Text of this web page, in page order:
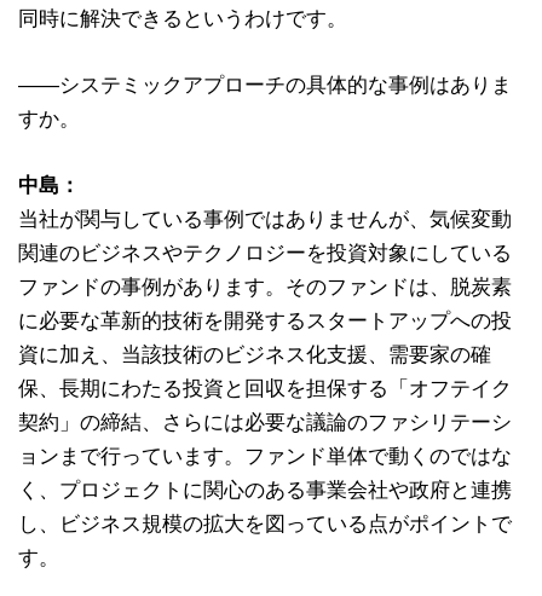
同時に解決できるというわけです。
――システミックアプローチの具体的な事例はありま
すか。
中島：
当社が関与している事例ではありませんが、気候変動
関連のビジネスやテクノロジーを投資対象にしている
ファンドの事例があります。そのファンドは、脱炭素
に必要な革新的技術を開発するスタートアップへの投
資に加え、当該技術のビジネス化支援、需要家の確
保、長期にわたる投資と回収を担保する「オフテイク
契約」の締結、さらには必要な議論のファシリテーシ
ョンまで行っています。ファンド単体で動くのではな
く、プロジェクトに関心のある事業会社や政府と連携
し、ビジネス規模の拡大を図っている点がポイントで
す。